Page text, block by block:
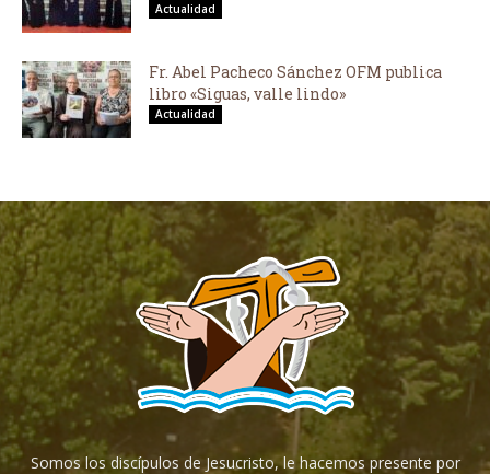
Actualidad
Fr. Abel Pacheco Sánchez OFM publica
libro «Siguas, valle lindo»
Actualidad
Somos los discípulos de Jesucristo, le hacemos presente por